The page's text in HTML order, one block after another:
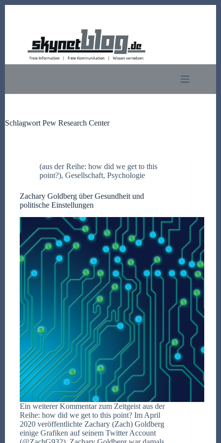
Schlagwort Pew Research Center
(aus der Reihe: how did we get to this
point?), Gesellschaft, Psychologie
Zachary Goldberg über Gesundheit und
politische Einstellungen
Ein weiterer Kommentar zum Zeitgeist aus der
Reihe: how did we get to this point? Im April
2020 veröffentlichte Zachary (Zach) Goldberg
einige Grafiken auf seinem Twitter Account